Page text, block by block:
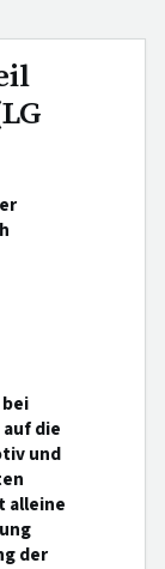
die
und
alleine
der